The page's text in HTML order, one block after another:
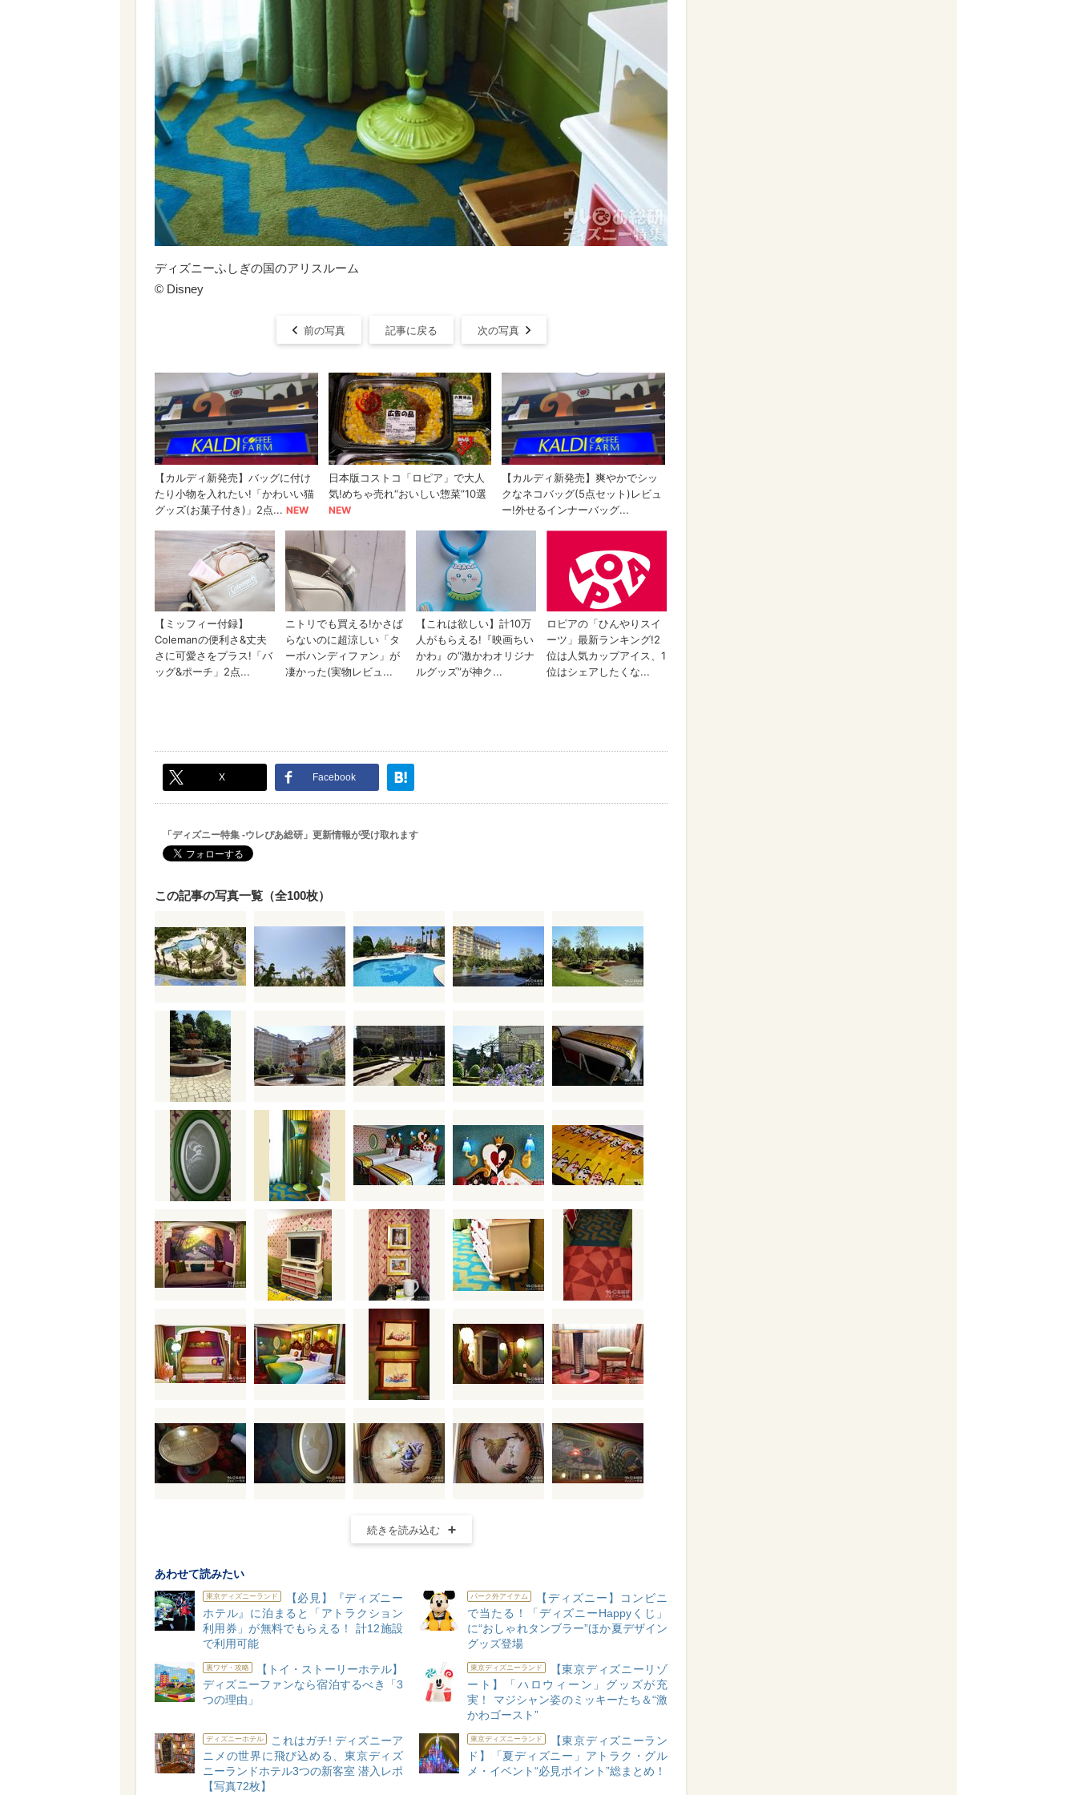
ディズニーふしぎの国のアリスルーム
© Disney
前の写真 記事に戻る 次の写真
X Facebook
「ディズニー特集 -ウレぴあ総研」更新情報が受け取れます
この記事の写真一覧（全100枚）
続きを読み込む
あわせて読みたい
東京ディズニーランド
【必見】『ディズニー
ホテル』に泊まると「アトラクション
利用券」が無料でもらえる！ 計12施設
で利用可能
パーク外アイテム
【ディズニー】コンビニ
で当たる！「ディズニーHappyくじ」
に“おしゃれタンブラー”ほか夏デザイン
グッズ登場
裏ワザ・攻略
【トイ・ストーリーホテル】
ディズニーファンなら宿泊するべき「3
つの理由」
東京ディズニーランド
【東京ディズニーリゾ
ート】「ハロウィーン」グッズが充
実！ マジシャン姿のミッキーたち＆“激
かわゴースト”
ディズニーホテル
これはガチ! ディズニーア
ニメの世界に飛び込める、東京ディズ
ニーランドホテル3つの新客室 潜入レポ
【写真72枚】
東京ディズニーランド
【東京ディズニーラン
ド】「夏ディズニー」アトラク・グル
メ・イベント“必見ポイント”総まとめ！